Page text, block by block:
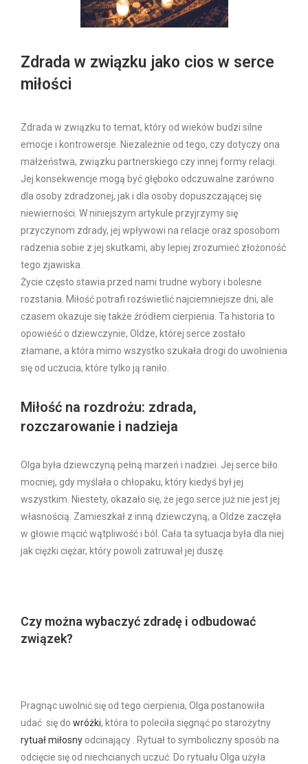
Zdrada w związku jako cios w serce
miłości
Zdrada w związku to temat, który od wieków budzi silne
emocje i kontrowersje. Niezależnie od tego, czy dotyczy ona
małżeństwa, związku partnerskiego czy innej formy relacji.
Jej konsekwencje mogą być głęboko odczuwalne zarówno
dla osoby zdradzonej, jak i dla osoby dopuszczającej się
niewierności. W niniejszym artykule przyjrzymy się
przyczynom zdrady, jej wpływowi na relacje oraz sposobom
radzenia sobie z jej skutkami, aby lepiej zrozumieć złożoność
tego zjawiska.
Życie często stawia przed nami trudne wybory i bolesne
rozstania. Miłość potrafi rozświetlić najciemniejsze dni, ale
czasem okazuje się także źródłem cierpienia. Ta historia to
opowieść o dziewczynie, Oldze, której serce zostało
złamane, a która mimo wszystko szukała drogi do uwolnienia
się od uczucia, które tylko ją raniło.
Miłość na rozdrożu: zdrada,
rozczarowanie i nadzieja
Olga była dziewczyną pełną marzeń i nadziei. Jej serce biło
mocniej, gdy myślała o chłopaku, który kiedyś był jej
wszystkim. Niestety, okazało się, że jego serce już nie jest jej
własnością. Zamieszkał z inną dziewczyną, a Oldze zaczęła
w głowie mącić wątpliwość i ból. Cała ta sytuacja była dla niej
jak ciężki ciężar, który powoli zatruwał jej duszę.
Czy można wybaczyć zdradę i odbudować
związek?
Pragnąc uwolnić się od tego cierpienia, Olga postanowiła
udać się do wróżki, która to poleciła sięgnąć po starożytny
rytuał miłosny odcinający . Rytuał to symboliczny sposób na
odcięcie się od niechcianych uczuć. Do rytuału Olga użyła